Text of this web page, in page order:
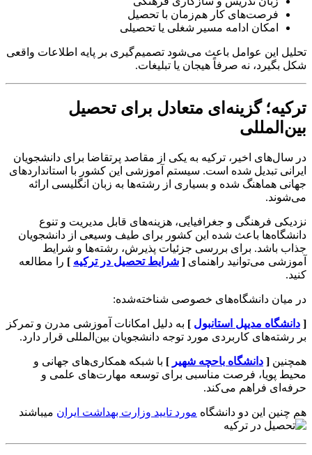
فرصت‌های کار هم‌زمان با تحصیل
امکان ادامه مسیر شغلی یا تحصیلی
تحلیل این عوامل باعث می‌شود تصمیم‌گیری بر پایه اطلاعات واقعی
شکل بگیرد، نه صرفاً هیجان یا تبلیغات.
ترکیه؛ گزینه‌ای متعادل برای تحصیل
بین‌المللی
در سال‌های اخیر، ترکیه به یکی از مقاصد پرتقاضا برای دانشجویان
ایرانی تبدیل شده است. سیستم آموزشی این کشور با استانداردهای
جهانی هماهنگ شده و بسیاری از رشته‌ها به زبان انگلیسی ارائه
می‌شوند.
نزدیکی فرهنگی و جغرافیایی، هزینه‌های قابل مدیریت و تنوع
دانشگاه‌ها باعث شده این کشور برای طیف وسیعی از دانشجویان
جذاب باشد. برای بررسی جزئیات پذیرش، رشته‌ها و شرایط
آموزشی می‌توانید راهنمای [ شرایط تحصیل در ترکیه ] را مطالعه
کنید.
در میان دانشگاه‌های خصوصی شناخته‌شده:
[ دانشگاه مدیپل استانبول ] به دلیل امکانات آموزشی مدرن و تمرکز
بر رشته‌های کاربردی مورد توجه دانشجویان بین‌المللی قرار دارد.
همچنین [ دانشگاه باحچه شهیر ] با شبکه همکاری‌های جهانی و
محیط پویا، فرصت مناسبی برای توسعه مهارت‌های علمی و
حرفه‌ای فراهم می‌کند.
هم چنین این دو دانشگاه مورد تایید وزارت بهداشت ایران میباشند